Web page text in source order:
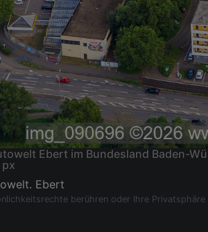
Ebert im Bundesland Baden-
Ebert
berühren oder Ihre Privatsphäre